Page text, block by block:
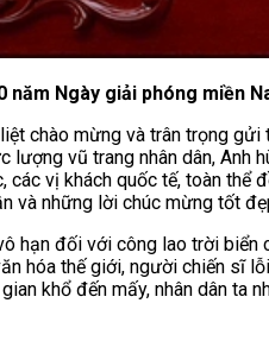
Ngày giải phóng miền
chào mừng và trân trọng
vũ trang nhân dân,
vị khách quốc tế, toàn
và những lời chúc mừng tốt
hạn đối với công lao trời
hóa thế giới, người chiến sĩ
khổ đến mấy, nhân dân